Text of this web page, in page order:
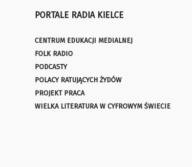
PORTALE RADIA KIELCE
CENTRUM EDUKACJI MEDIALNEJ
FOLK RADIO
PODCASTY
POLACY RATUJĄCYCH ŻYDÓW
PROJEKT PRACA
WIELKA LITERATURA W CYFROWYM ŚWIECIE